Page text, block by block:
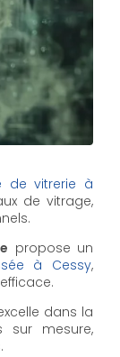
de vitrerie à
de vitrage,
propose un
à Cessy,
dans la
sur mesure,